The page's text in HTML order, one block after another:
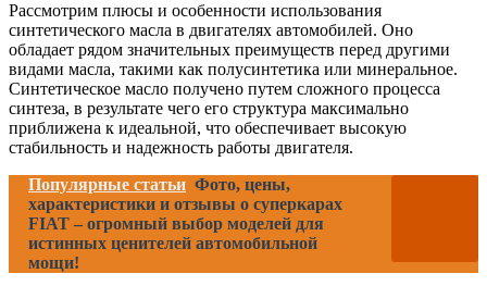
Рассмотрим плюсы и особенности использования
синтетического масла в двигателях автомобилей. Оно
обладает рядом значительных преимуществ перед другими
видами масла, такими как полусинтетика или минеральное.
Синтетическое масло получено путем сложного процесса
синтеза, в результате чего его структура максимально
приближена к идеальной, что обеспечивает высокую
стабильность и надежность работы двигателя.
Популярные статьи Фото, цены,
характеристики и отзывы о суперкарах
FIAT – огромный выбор моделей для
истинных ценителей автомобильной
мощи!